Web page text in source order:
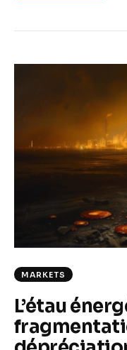
MARKETS
L’étau